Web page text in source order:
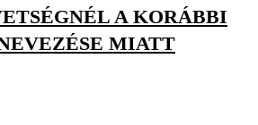
A KORÁBBI
MIATT